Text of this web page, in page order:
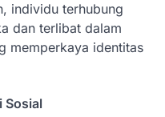
individu terhubung
dan terlibat dalam
memperkaya identitas
Sosial